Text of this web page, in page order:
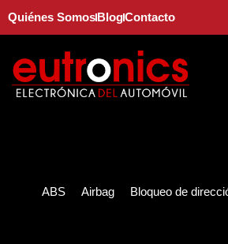
Quiénes SomosBlogContacto
ABS Airbag Bloqueo de